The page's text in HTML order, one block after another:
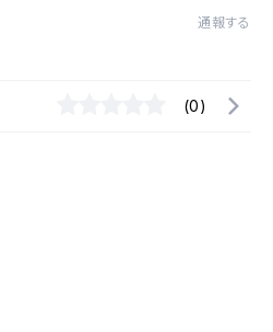
通報する
(0)